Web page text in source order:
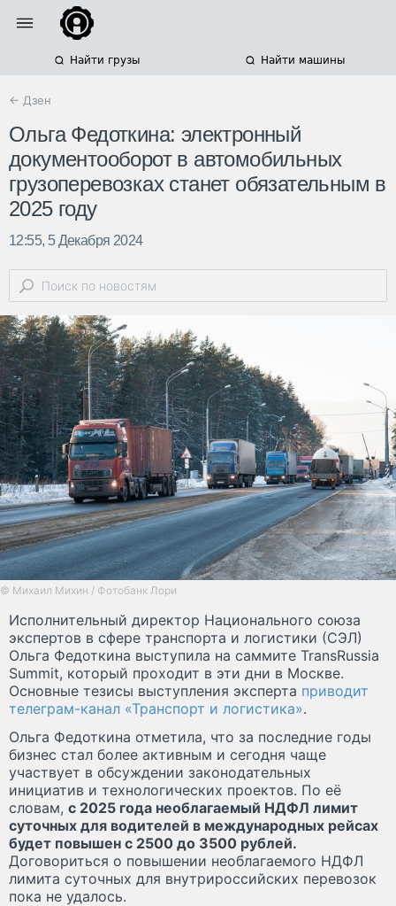
Найти грузы Найти машины
← Дзен
Ольга Федоткина: электронный
документооборот в автомобильных
грузоперевозках станет обязательным в
2025 году
12:55, 5 Декабря 2024
© Михаил Михин / Фотобанк Лори
Исполнительный директор Национального союза
экспертов в сфере транспорта и логистики (СЭЛ)
Ольга Федоткина выступила на саммите TransRussia
Summit, который проходит в эти дни в Москве.
Основные тезисы выступления эксперта приводит
телеграм-канал «Транспорт и логистика».
Ольга Федоткина отметила, что за последние годы
бизнес стал более активным и сегодня чаще
участвует в обсуждении законодательных
инициатив и технологических проектов. По её
словам, с 2025 года необлагаемый НДФЛ лимит
суточных для водителей в международных рейсах
будет повышен с 2500 до 3500 рублей.
Договориться о повышении необлагаемого НДФЛ
лимита суточных для внутрироссийских перевозок
пока не удалось.